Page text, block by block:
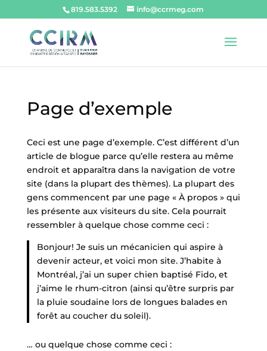
819.583.5392 info@ccrmeg.com
Page d’exemple
Ceci est une page d’exemple. C’est différent d’un
article de blogue parce qu’elle restera au même
endroit et apparaîtra dans la navigation de votre
site (dans la plupart des thèmes). La plupart des
gens commencent par une page « À propos » qui
les présente aux visiteurs du site. Cela pourrait
ressembler à quelque chose comme ceci :
Bonjour! Je suis un mécanicien qui aspire à
devenir acteur, et voici mon site. J’habite à
Montréal, j’ai un super chien baptisé Fido, et
j’aime le rhum-citron (ainsi qu’être surpris par
la pluie soudaine lors de longues balades en
forêt au coucher du soleil).
… ou quelque chose comme ceci :